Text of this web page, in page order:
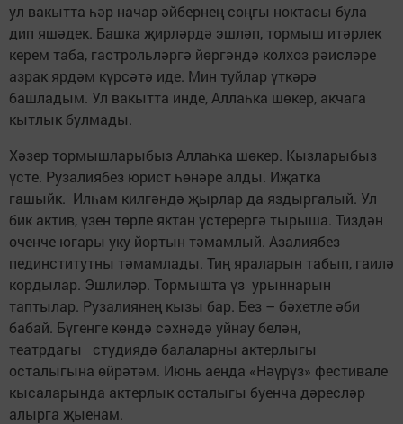
ул вакытта һәр начар әйбернең соңгы ноктасы була
дип яшәдек. Башка җирләрдә эшләп, тормыш итәрлек
керем таба, гастрольләргә йөргәндә колхоз рәисләре
азрак ярдәм күрсәтә иде. Мин туйлар үткәрә
башладым. Ул вакытта инде, Аллаһка шөкер, акчага
кытлык булмады.
Хәзер тормышларыбыз Аллаһка шөкер. Кызларыбыз
үсте. Рузалиябез юрист һөнәре алды. Иҗатка
гашыйк. Илһам килгәндә җырлар да яздыргалый. Ул
бик актив, үзен төрле яктан үстерергә тырыша. Тиздән
өченче югары уку йортын тәмамлый. Азалиябез
пединститутны тәмамлады. Тиң яраларын табып, гаилә
кордылар. Эшлиләр. Тормышта үз урыннарын
таптылар. Рузалиянең кызы бар. Без – бәхетле әби
бабай. Бүгенге көндә сәхнәдә уйнау белән,
театрдагы студиядә балаларны актерлыгы
осталыгына өйрәтәм. Июнь аенда «Нәүрүз» фестивале
кысаларында актерлык осталыгы буенча дәресләр
алырга җыенам.